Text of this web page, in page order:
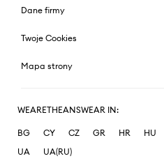
Dane firmy
Twoje Cookies
Mapa strony
WEARETHEANSWEAR IN:
BG CY CZ GR HR HU
UA
UA(RU)